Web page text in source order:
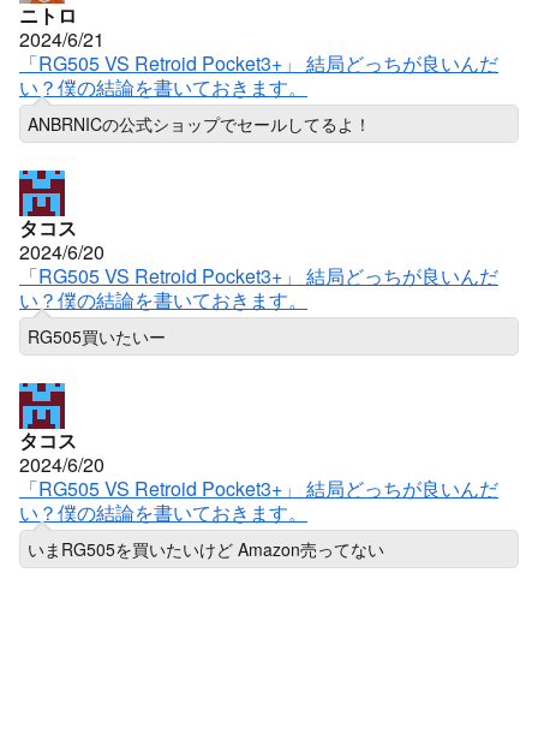
ニトロ
2024/6/21
「RG505 VS Retroid Pocket3+」 結局どっちが良いんだ
い？僕の結論を書いておきます。
ANBRNICの公式ショップでセールしてるよ！
タコス
2024/6/20
「RG505 VS Retroid Pocket3+」 結局どっちが良いんだ
い？僕の結論を書いておきます。
RG505買いたいー
タコス
2024/6/20
「RG505 VS Retroid Pocket3+」 結局どっちが良いんだ
い？僕の結論を書いておきます。
いまRG505を買いたいけど Amazon売ってない